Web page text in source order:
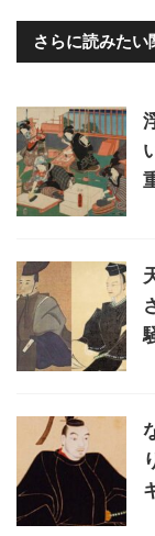
さらに読みたい